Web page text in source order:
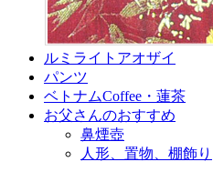
ルミライトアオザイ
パンツ
ベトナムCoffee・蓮茶
お父さんのおすすめ
鼻煙壺
人形、置物、棚飾り